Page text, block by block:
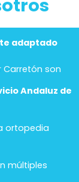
adaptado
Carretón son
Andaluz de
ortopedia
múltiples